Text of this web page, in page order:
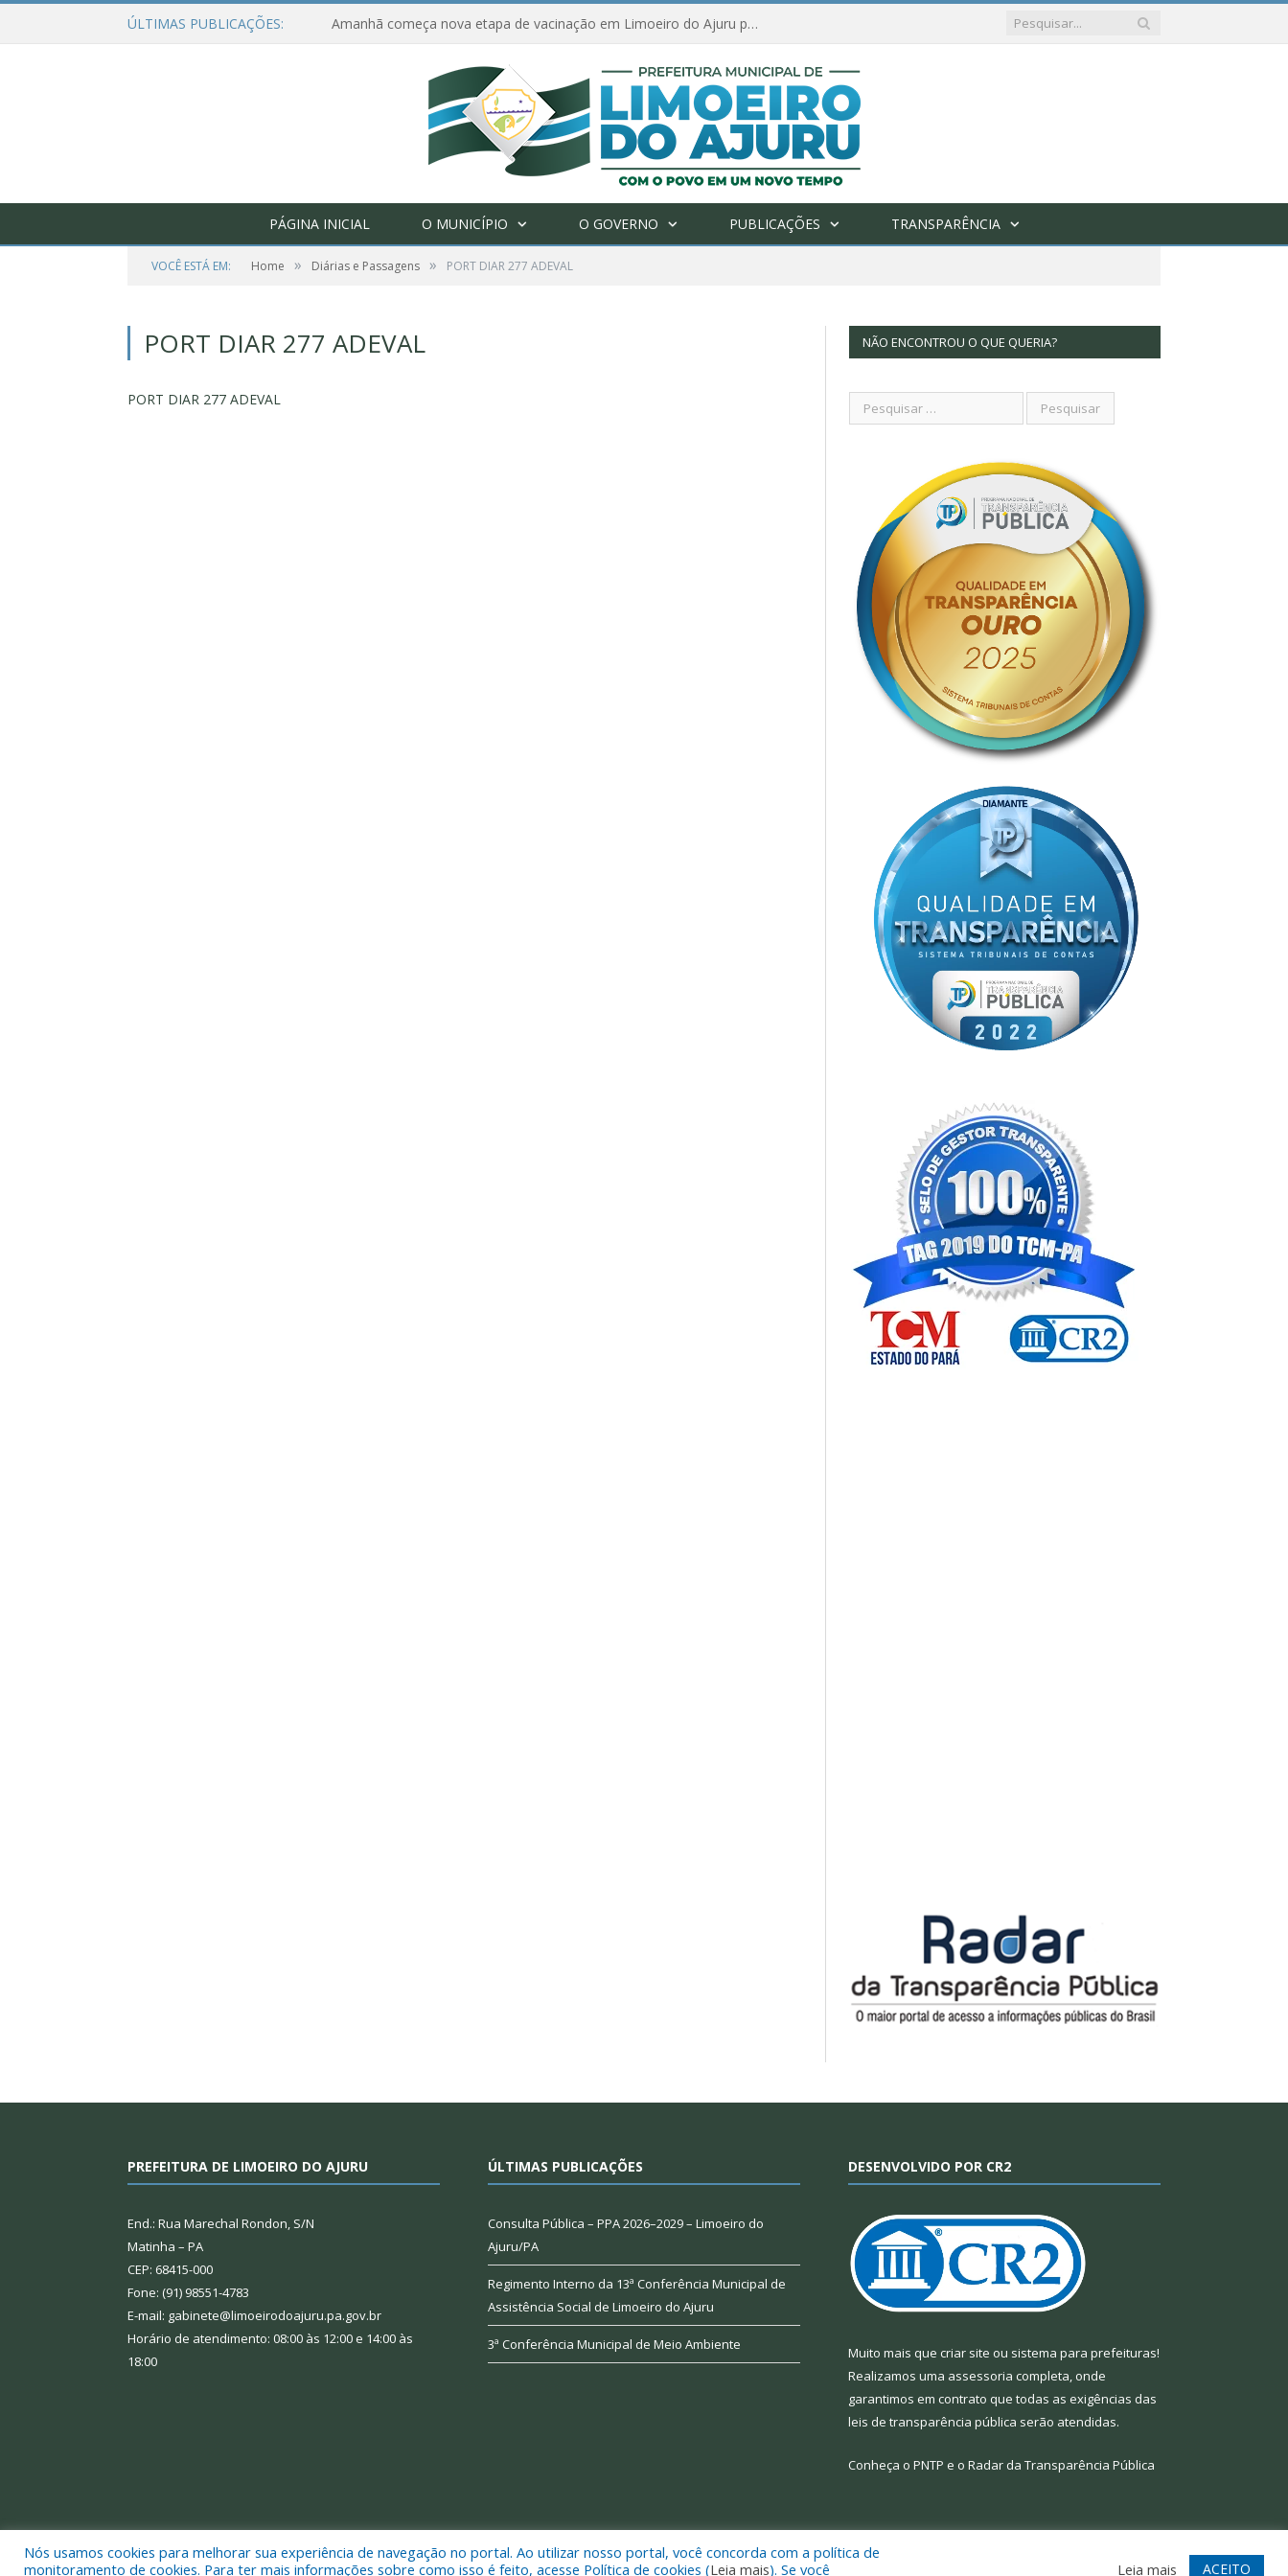
ÚLTIMAS PUBLICAÇÕES: Amanhã começa nova etapa de vacinação em Limoeiro do Ajuru para idosos com 65 ou mais
PÁGINA INICIAL O MUNICÍPIO O GOVERNO PUBLICAÇÕES TRANSPARÊNCIA
VOCÊ ESTÁ EM: Home » Diárias e Passagens » PORT DIAR 277 ADEVAL
PORT DIAR 277 ADEVAL
PORT DIAR 277 ADEVAL
NÃO ENCONTROU O QUE QUERIA?
PREFEITURA DE LIMOEIRO DO AJURU
End.: Rua Marechal Rondon, S/N
Matinha – PA
CEP: 68415-000
Fone: (91) 98551-4783
E-mail: gabinete@limoeirodoajuru.pa.gov.br
Horário de atendimento: 08:00 às 12:00 e 14:00 às
18:00
ÚLTIMAS PUBLICAÇÕES
Consulta Pública – PPA 2026–2029 – Limoeiro do
Ajuru/PA
Regimento Interno da 13ª Conferência Municipal de
Assistência Social de Limoeiro do Ajuru
3ª Conferência Municipal de Meio Ambiente
DESENVOLVIDO POR CR2
Muito mais que criar site ou sistema para prefeituras!
Realizamos uma assessoria completa, onde
garantimos em contrato que todas as exigências das
leis de transparência pública serão atendidas.
Conheça o PNTP e o Radar da Transparência Pública
Todos os direitos reservados a Prefeitura Municipal de Limoeiro do Ajuru. Mapa do Site Acessar Webmail
Nós usamos cookies para melhorar sua experiência de navegação no portal. Ao utilizar nosso portal, você concorda com a política de
monitoramento de cookies. Para ter mais informações sobre como isso é feito, acesse Política de cookies (Leia mais). Se você Leia mais ACEITO